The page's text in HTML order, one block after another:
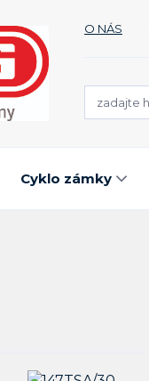
O NÁS
Cyklo zámky